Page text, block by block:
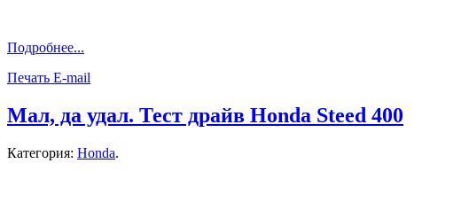
Подробнее...
Печать E-mail
Мал, да удал. Тест драйв Honda Steed 400
Категория: Honda.